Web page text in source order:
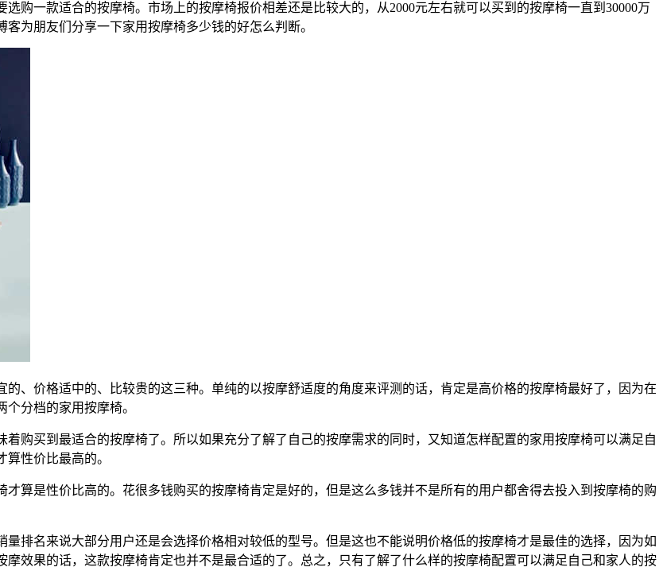
购一款适合的按摩椅。市场上的按摩椅报价相差还是比较大的，从2000元左右就可以买到的按摩椅一直到30000万
为朋友们分享一下家用按摩椅多少钱的好怎么判断。
、价格适中的、比较贵的这三种。单纯的以按摩舒适度的角度来评测的话，肯定是高价格的按摩椅最好了，因为在
分档的家用按摩椅。
购买到最适合的按摩椅了。所以如果充分了解了自己的按摩需求的同时，又知道怎样配置的家用按摩椅可以满足自
性价比最高的。
算是性价比高的。花很多钱购买的按摩椅肯定是好的，但是这么多钱并不是所有的用户都舍得去投入到按摩椅的购
排名来说大部分用户还是会选择价格相对较低的型号。但是这也不能说明价格低的按摩椅才是最佳的选择，因为如
效果的话，这款按摩椅肯定也并不是最合适的了。总之，只有了解了什么样的按摩椅配置可以满足自己和家人的按